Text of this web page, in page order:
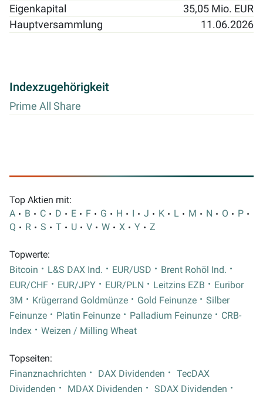
Eigenkapital
35,05 Mio. EUR
Hauptversammlung
11.06.2026
Indexzugehörigkeit
Prime All Share
Top Aktien mit:
A
B C D E F G H I J K L M N O
P
Q
R S T U V W X Y Z
Topwerte:
Bitcoin
L&S DAX Ind. EUR/USD
Brent Rohöl Ind.
EUR/CHF
EUR/JPY EUR/PLN Leitzins EZB
Euribor
3M
Krügerrand Goldmünze Gold Feinunze
Silber
Feinunze
Platin Feinunze Palladium Feinunze
CRB-
Index
Weizen / Milling Wheat
Topseiten:
Finanznachrichten
DAX Dividenden
TecDAX
Dividenden
MDAX Dividenden SDAX Dividenden